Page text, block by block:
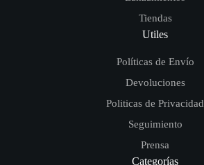
Tiendas
Utiles
Políticas de Envío
Devoluciones
Politicas de Privacidad
Seguimiento
Prensa
Categorías